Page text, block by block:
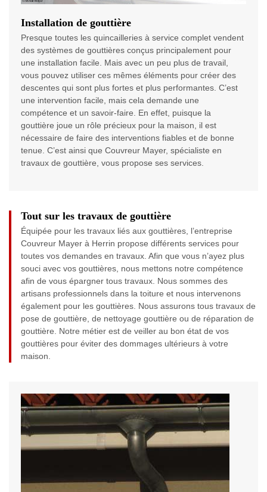
Installation de gouttière
Presque toutes les quincailleries à service complet vendent
des systèmes de gouttières conçus principalement pour
une installation facile. Mais avec un peu plus de travail,
vous pouvez utiliser ces mêmes éléments pour créer des
descentes qui sont plus fortes et plus performantes. C’est
une intervention facile, mais cela demande une
compétence et un savoir-faire. En effet, puisque la
gouttière joue un rôle précieux pour la maison, il est
nécessaire de faire des interventions fiables et de bonne
tenue. C’est ainsi que Couvreur Mayer, spécialiste en
travaux de gouttière, vous propose ses services.
Tout sur les travaux de gouttière
Équipée pour les travaux liés aux gouttières, l’entreprise
Couvreur Mayer à Herrin propose différents services pour
toutes vos demandes en travaux. Afin que vous n’ayez plus
souci avec vos gouttières, nous mettons notre compétence
afin de vous épargner tous travaux. Nous sommes des
artisans professionnels dans la toiture et nous intervenons
également pour les gouttières. Nous assurons tous travaux de
pose de gouttière, de nettoyage gouttière ou de réparation de
gouttière. Notre métier est de veiller au bon état de vos
gouttières pour éviter des dommages ultérieurs à votre
maison.